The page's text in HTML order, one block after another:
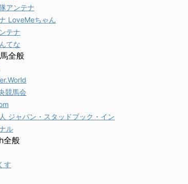
アンテナ
LoveMeちゃん
テナ
てな
全般
競馬会
ジャパン・スタッドブック・イン
ル
全般
す